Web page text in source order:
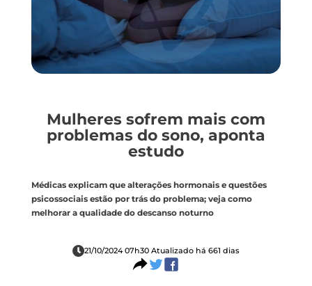
Mulheres sofrem mais com
problemas do sono, aponta
estudo
Médicas explicam que alterações hormonais e questões
psicossociais estão por trás do problema; veja como
melhorar a qualidade do descanso noturno
21/10/2024 07h30 Atualizado há 661 dias